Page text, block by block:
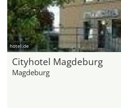
hotel.de
Cityhotel Magdeburg
Magdeburg